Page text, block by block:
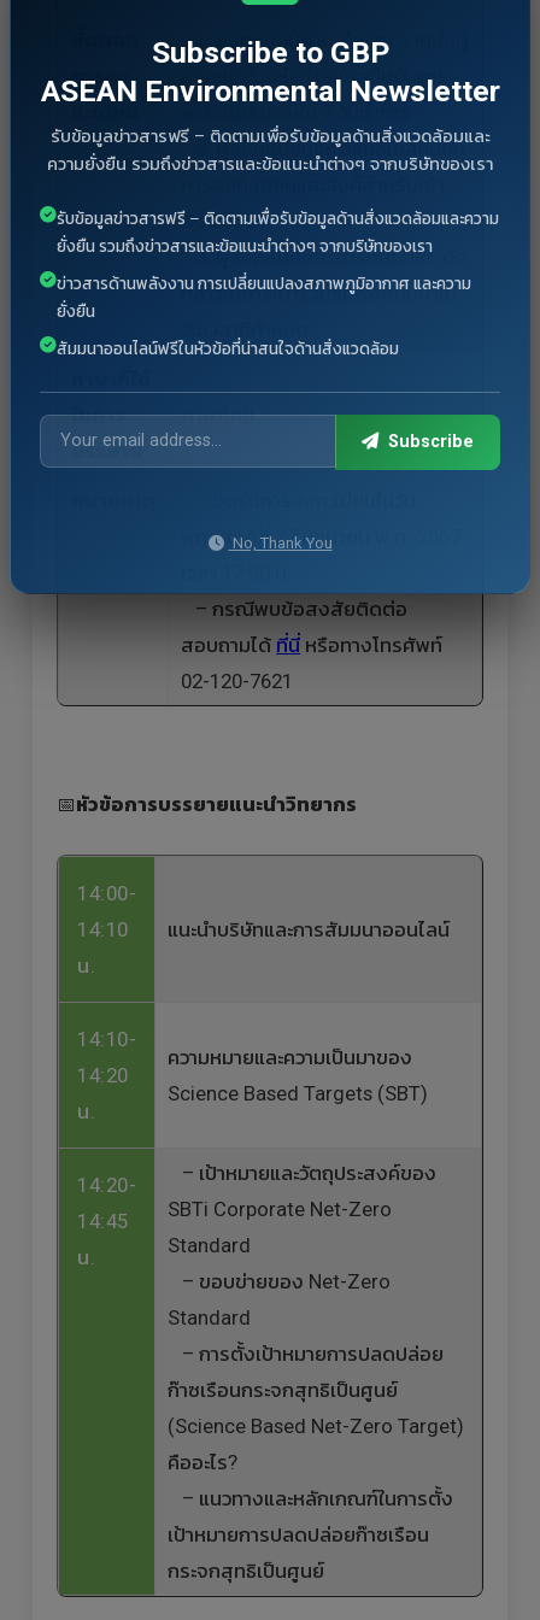
การลง
1. ลงทะเบียนผ่าน Zoom จากนั้นผู้
ลงทะเบียนจะได้รับอีเมลยืนยันการ
2. ผู้ลงทะเบียนจะได้รับอีเมลยืนยัน
ฟังสัมมนา
3. ผู้ลงทะเบียนสามารถใช้ URL ดัง
กล่าวในการเข้าร่วมรับฟังสัมมนาใน
ในการ
บรรยาย
ภาษาไทย
พฤหัสบดีที่ 27 มิถุนายน พ.ศ. 2567
– กรณีพบข้อสงสัยติดต่อ
สอบถามได้ ที่นี่ หรือทางโทรศัพท์
02-120-7621
📅หัวข้อการบรรยายแนะนำวิทยากร
14:00-
14:10
น.
แนะนำบริษัทและการสัมมนาออนไลน์
14:10-
14:20
น.
ความหมายและความเป็นมาของ
Science Based Targets (SBT)
14:20-
14:45
น.
– เป้าหมายและวัตถุประสงค์ของ
SBTi Corporate Net-Zero
Standard
– ขอบข่ายของ Net-Zero
Standard
– การตั้งเป้าหมายการปลดปล่อย
ก๊าซเรือนกระจกสุทธิเป็นศูนย์
(Science Based Net-Zero Target)
คืออะไร?
– แนวทางและหลักเกณฑ์ในการตั้ง
เป้าหมายการปลดปล่อยก๊าซเรือน
กระจกสุทธิเป็นศูนย์
Subscribe to GBP
ASEAN Environmental Newsletter
รับข้อมูลข่าวสารฟรี – ติดตามเพื่อรับข้อมูลด้านสิ่งแวดล้อมและ
ความยั่งยืน รวมถึงข่าวสารและข้อแนะนำต่างๆ จากบริษัทของเรา
รับข้อมูลข่าวสารฟรี – ติดตามเพื่อรับข้อมูลด้านสิ่งแวดล้อมและความ
ยั่งยืน รวมถึงข่าวสารและข้อแนะนำต่างๆ จากบริษัทของเรา
ข่าวสารด้านพลังงาน การเปลี่ยนแปลงสภาพภูมิอากาศ และความ
ยั่งยืน
สัมมนาออนไลน์ฟรีในหัวข้อที่น่าสนใจด้านสิ่งแวดล้อม
Subscribe
No, Thank You